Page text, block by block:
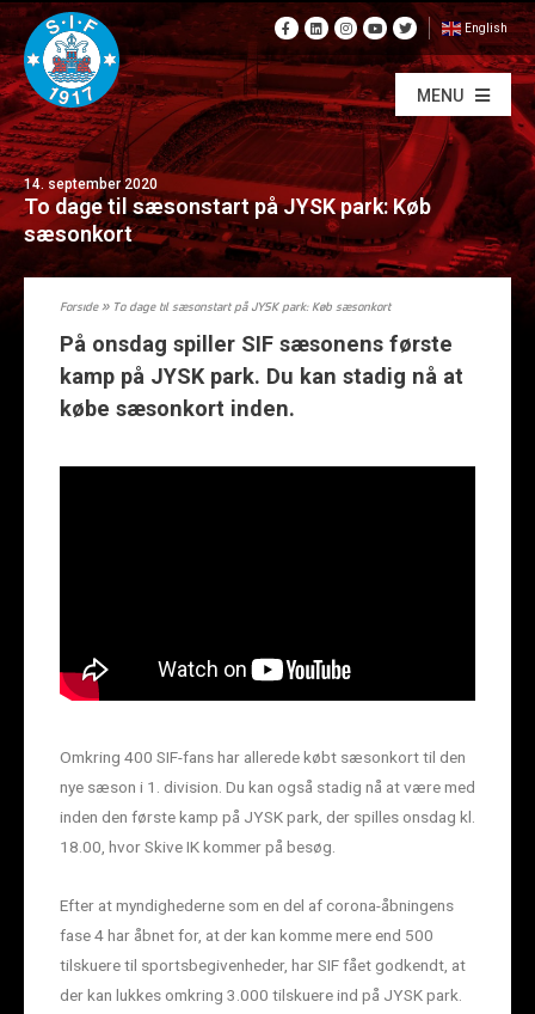
English
MENU
14. september 2020
To dage til sæsonstart på JYSK park: Køb
sæsonkort
Forside» To dage til sæsonstart på JYSK park: Køb sæsonkort
På onsdag spiller SIF sæsonens første
kamp på JYSK park. Du kan stadig nå at
købe sæsonkort inden.
Omkring 400 SIF-fans har allerede købt sæsonkort til den
nye sæson i 1. division. Du kan også stadig nå at være med
inden den første kamp på JYSK park, der spilles onsdag kl.
18.00, hvor Skive IK kommer på besøg.
Efter at myndighederne som en del af corona-åbningens
fase 4 har åbnet for, at der kan komme mere end 500
tilskuere til sportsbegivenheder, har SIF fået godkendt, at
der kan lukkes omkring 3.000 tilskuere ind på JYSK park.